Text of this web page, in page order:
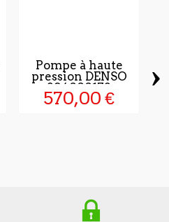
Pompe à haute
pression DENSO
294000172
570,00 €
›